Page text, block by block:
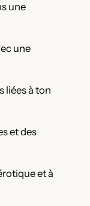
une
une
liées à ton
et des
et à